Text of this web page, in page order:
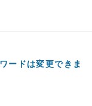
ードは変更できま